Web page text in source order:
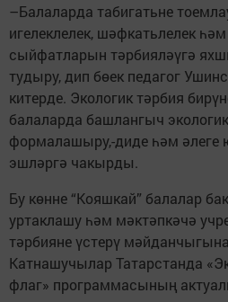
–Балаларда табигатьне
игелеклелек, шәфкатьлелек
сыйфатларын тәрбияләүгә
тудыру, дип бөек педагог
китерде. Экологик тәрбия
балаларда башлангыч
формалашыру,-диде һәм әлеге
эшләргә чакырды.
Бу көнне “Кояшкай” балалар
уртаклашу һәм мәктәпкәчә
тәрбияне үстерү
Катнашучылар Татарстанда
флаг» программасының